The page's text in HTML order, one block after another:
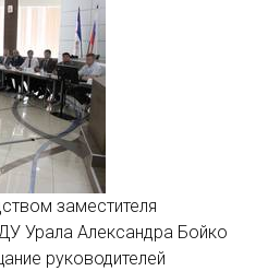
заместителя
Урала Александра Бойко
руководителей